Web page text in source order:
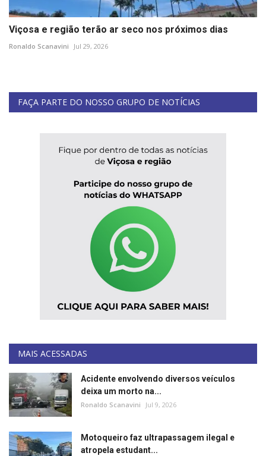
Viçosa e região terão ar seco nos próximos dias
Ronaldo Scanavini Jul 29, 2026
FAÇA PARTE DO NOSSO GRUPO DE NOTÍCIAS
MAIS ACESSADAS
Acidente envolvendo diversos veículos
deixa um morto na...
Ronaldo Scanavini Jul 9, 2026
Motoqueiro faz ultrapassagem ilegal e
atropela estudant...